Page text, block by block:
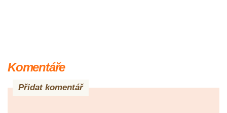
Komentáře
Přidat komentář